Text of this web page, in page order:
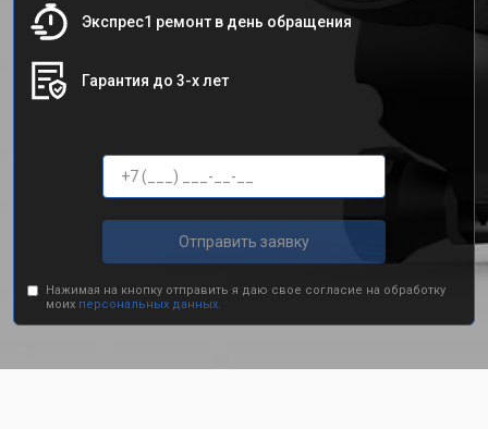
Экспрес1 ремонт в день обращения
Гарантия до 3-х лет
Отправить заявку
Нажимая на кнопку отправить я даю свое согласие на обработку
моих персональных данных.